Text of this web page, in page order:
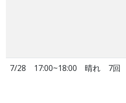
7/28 17:00~18:00 晴れ 7回